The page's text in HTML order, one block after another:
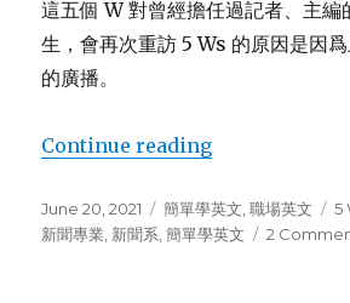
這五個 W 對曾經擔任過記者、主
生，會再次重訪 5 Ws 的原因是因爲
的廣播。
Continue reading
Posted
on
June 20, 2021 Categories
簡單學英文 ,職場英文 5
新聞專業 新聞系 ,簡單學英文 2